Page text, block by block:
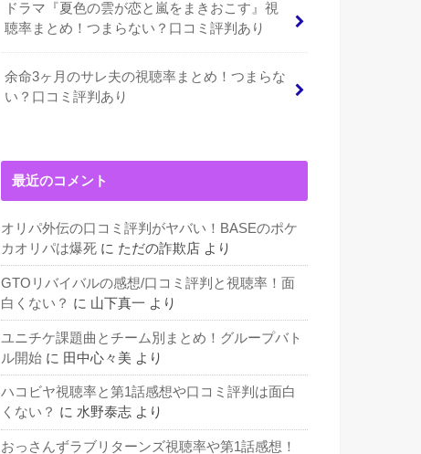
ドラマ『夏色の雲が恋と嵐をまきおこす』視
聴率まとめ！つまらない？口コミ評判あり
余命3ヶ月のサレ夫の視聴率まとめ！つまらな
い？口コミ評判あり
最近のコメント
オリパ外伝の口コミ評判がヤバい！BASEのポケ
カオリパは爆死 に ただの詐欺店 より
GTOリバイバルの感想/口コミ評判と視聴率！面
白くない？ に 山下真一 より
ユニチケ課題曲とチーム別まとめ！グループバト
ル開始 に 田中心々美 より
ハコビヤ視聴率と第1話感想や口コミ評判は面白
くない？ に 水野泰志 より
おっさんずラブリターンズ視聴率や第1話感想！